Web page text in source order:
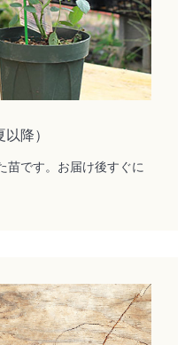
降）
苗です。お届け後すぐに